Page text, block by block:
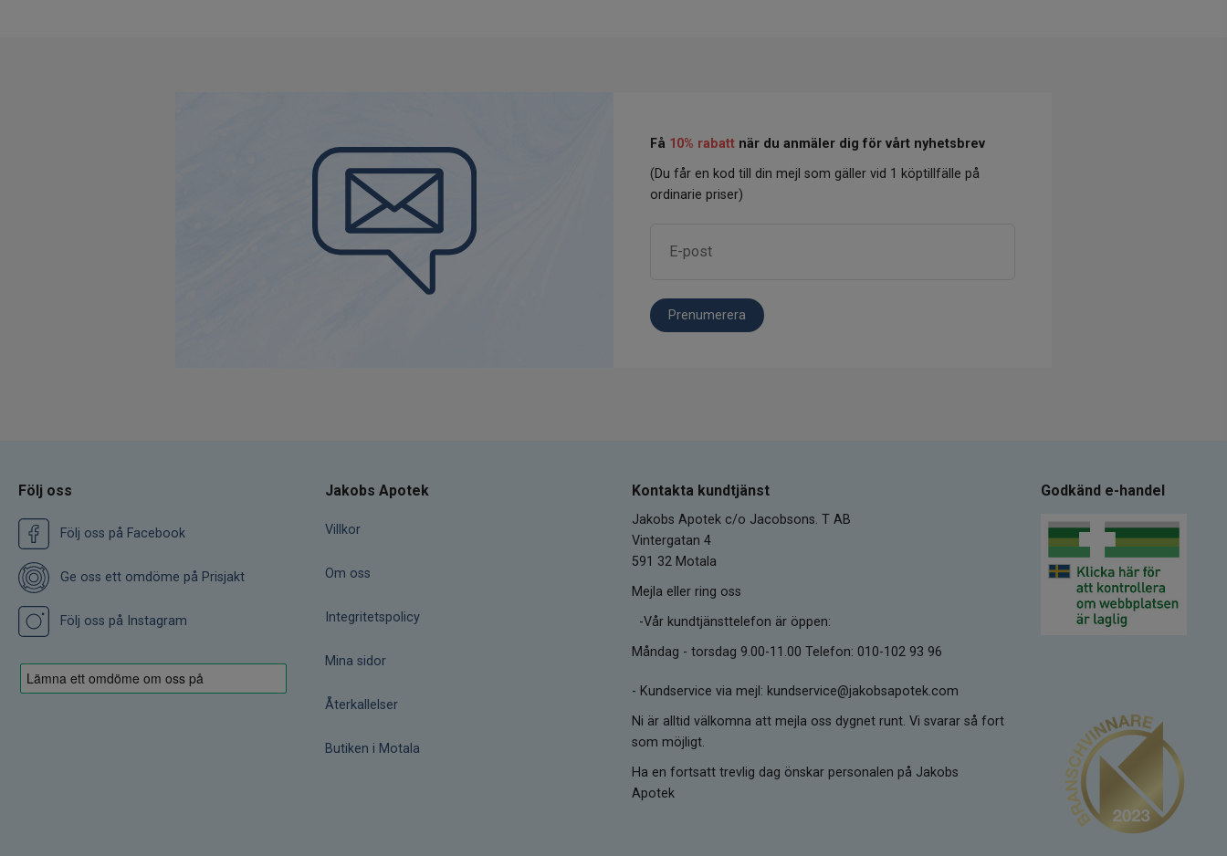
Få 10% rabatt när du anmäler dig för vårt nyhetsbrev
(Du får en kod till din mejl som gäller vid 1 köptillfälle på
ordinarie priser)
Prenumerera
Följ oss
Följ oss på Facebook
Ge oss ett omdöme på Prisjakt
Följ oss på Instagram
Jakobs Apotek
Villkor
Om oss
Integritetspolicy
Mina sidor
Återkallelser
Butiken i Motala
Kontakta kundtjänst
Jakobs Apotek c/o Jacobsons. T AB
Vintergatan 4
591 32 Motala
Mejla eller ring oss
-Vår kundtjänsttelefon är öppen:
Måndag - torsdag 9.00-11.00 Telefon: 010-102 93 96
- Kundservice via mejl: kundservice@jakobsapotek.com
Ni är alltid välkomna att mejla oss dygnet runt. Vi svarar så fort
som möjligt.
Ha en fortsatt trevlig dag önskar personalen på Jakobs
Apotek
Godkänd e-handel